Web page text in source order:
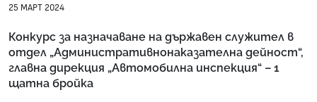
25 МАРТ 2024
Конкурс за назначаване на държавен служител в
отдел „Административнонаказателна дейност“,
главна дирекция „Автомобилна инспекция“ – 1
щатна бройка